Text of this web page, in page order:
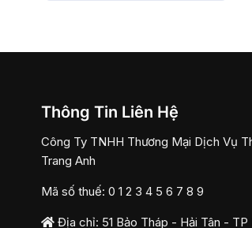
Thông Tin Liên Hệ
Công Ty TNHH Thương Mại Dịch Vụ
Trang Anh
Mã số thuế: 0 1 2 3 4 5 6 7 8 9
Địa chỉ: 51 Bảo Tháp - Hải Tân - TP